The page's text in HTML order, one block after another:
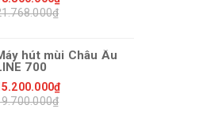
hút mùi Châu Âu
700